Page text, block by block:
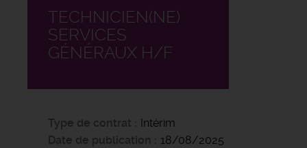
TECHNICIEN(NE)
SERVICES
GÉNÉRAUX H/F
Type de contrat
Intérim
Date de publication
18/08/2025